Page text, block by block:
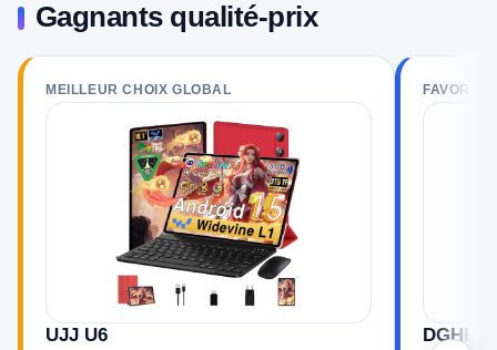
Gagnants qualité-prix
MEILLEUR CHOIX GLOBAL
UJJ U6
FAVORI